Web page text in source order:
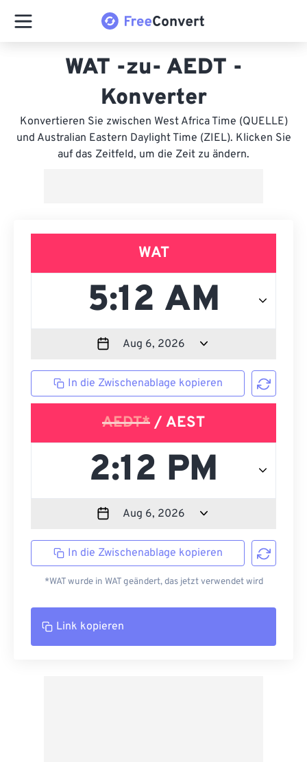
WAT -zu- AEDT -
Konverter
Konvertieren Sie zwischen West Africa Time (QUELLE)
und Australian Eastern Daylight Time (ZIEL). Klicken Sie
auf das Zeitfeld, um die Zeit zu ändern.
WAT
In die Zwischenablage kopieren
AEDT* / AEST
In die Zwischenablage kopieren
*WAT wurde in WAT geändert, das jetzt verwendet wird
Link kopieren